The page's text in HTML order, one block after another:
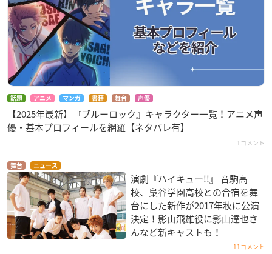
話題 アニメ マンガ 書籍 舞台 声優
【2025年最新】『ブルーロック』キャラクター一覧！アニメ声
優・基本プロフィールを網羅【ネタバレ有】
1コメント
舞台 ニュース
演劇『ハイキュー!!』 音駒高
校、梟谷学園高校との合宿を舞
台にした新作が2017年秋に公演
決定！影山飛雄役に影山達也さ
んなど新キャストも！
11コメント